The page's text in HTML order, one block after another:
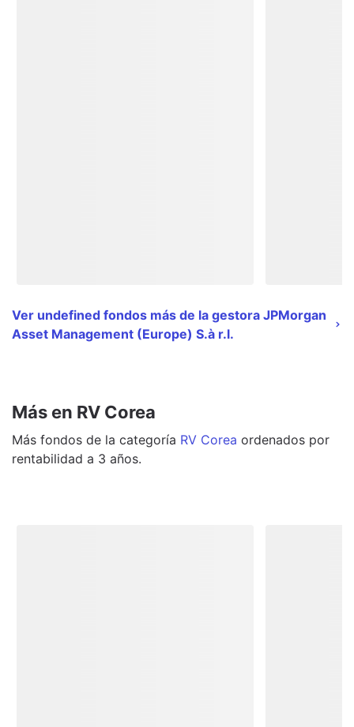
Ver undefined fondos más de la gestora JPMorgan
Asset Management (Europe) S.à r.l.
Más en RV Corea
Más fondos de la categoría RV Corea ordenados por
rentabilidad a 3 años.